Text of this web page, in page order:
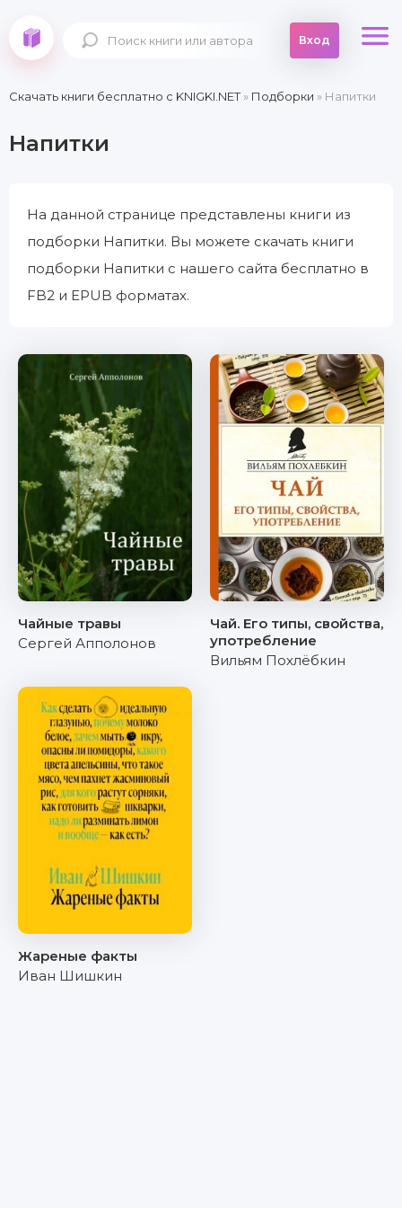
Вход
Скачать книги бесплатно c KNIGKI.NET» Подборки » Напитки
Напитки
На данной странице представлены книги из
подборки Напитки. Вы можете скачать книги
подборки Напитки с нашего сайта бесплатно в
FB2 и EPUB форматах.
Чайные травы
Сергей Апполонов
Чай. Его типы, свойства,
употребление
Вильям Похлёбкин
Жареные факты
Иван Шишкин